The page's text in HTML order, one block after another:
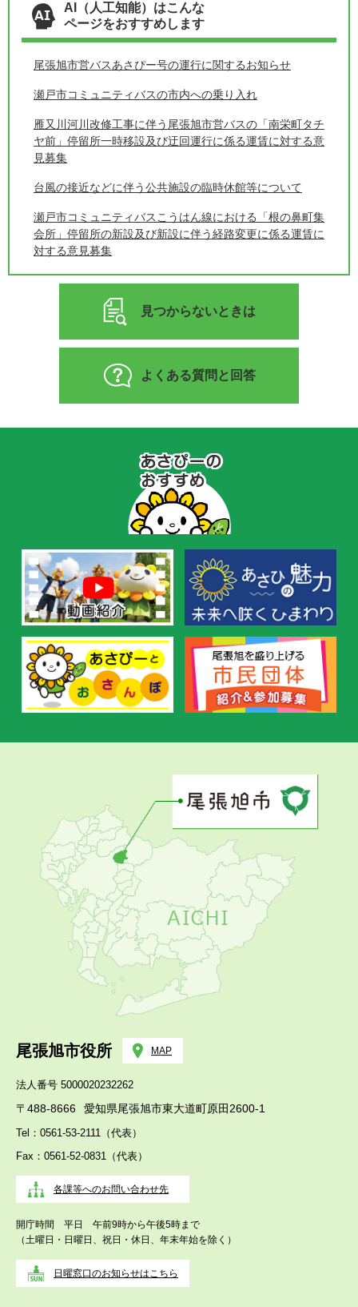
AI（人工知能）はこんな
ページをおすすめします
尾張旭市営バスあさぴー号の運行に関するお知らせ
瀬戸市コミュニティバスの市内への乗り入れ
雁又川河川改修工事に伴う尾張旭市営バスの「南栄町タチ
ヤ前」停留所一時移設及び迂回運行に係る運賃に対する意
見募集
台風の接近などに伴う公共施設の臨時休館等について
瀬戸市コミュニティバスこうはん線における「根の鼻町集
会所」停留所の新設及び新設に伴う経路変更に係る運賃に
対する意見募集
見つからないときは
よくある質問と回答
の
お
す
め
尾張旭市役所 MAP
法人番号 5000020232262
〒488-8666 愛知県尾張旭市東大道町原田2600-1
Tel：0561-53-2111（代表）
Fax：0561-52-0831（代表）
各課等へのお問い合わせ先
開庁時間 平日 午前9時から午後5時まで
（土曜日・日曜日、祝日・休日、年末年始を除く）
日曜窓口のお知らせはこちら